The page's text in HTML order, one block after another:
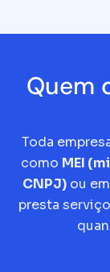
Quem
Toda
como MEI
CNPJ)ou em
presta